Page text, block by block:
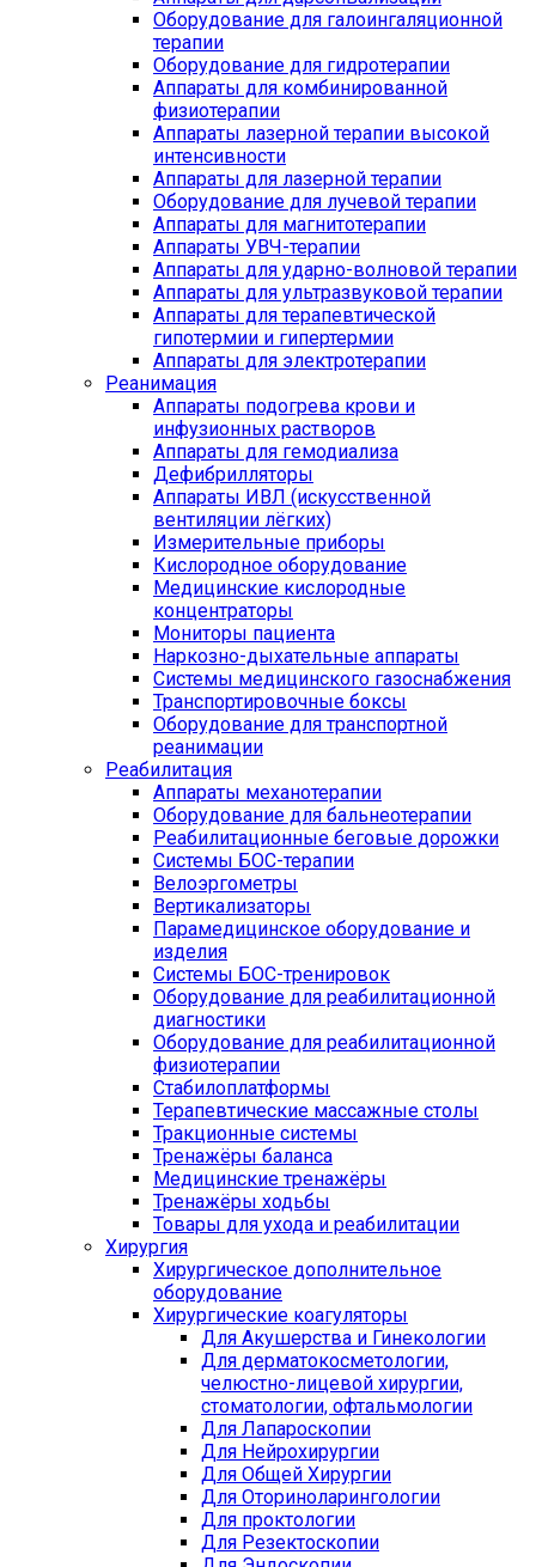
Оборудование для галоингаляционной
терапии
Оборудование для гидротерапии
Аппараты для комбинированной
физиотерапии
Аппараты лазерной терапии высокой
интенсивности
Аппараты для лазерной терапии
Оборудование для лучевой терапии
Аппараты для магнитотерапии
Аппараты УВЧ-терапии
Аппараты для ударно-волновой терапии
Аппараты для ультразвуковой терапии
Аппараты для терапевтической
гипотермии и гипертермии
Аппараты для электротерапии
Реанимация
Аппараты подогрева крови и
инфузионных растворов
Аппараты для гемодиализа
Дефибрилляторы
Аппараты ИВЛ (искусственной
вентиляции лёгких)
Измерительные приборы
Кислородное оборудование
Медицинские кислородные
концентраторы
Мониторы пациента
Наркозно-дыхательные аппараты
Системы медицинского газоснабжения
Транспортировочные боксы
Оборудование для транспортной
реанимации
Реабилитация
Аппараты механотерапии
Оборудование для бальнеотерапии
Реабилитационные беговые дорожки
Системы БОС-терапии
Велоэргометры
Вертикализаторы
Парамедицинское оборудование и
изделия
Системы БОС-тренировок
Оборудование для реабилитационной
диагностики
Оборудование для реабилитационной
физиотерапии
Стабилоплатформы
Терапевтические массажные столы
Тракционные системы
Тренажёры баланса
Медицинские тренажёры
Тренажёры ходьбы
Товары для ухода и реабилитации
Хирургия
Хирургическое дополнительное
оборудование
Хирургические коагуляторы
Для Акушерства и Гинекологии
Для дерматокосметологии,
челюстно-лицевой хирургии,
стоматологии, офтальмологии
Для Лапароскопии
Для Нейрохирургии
Для Общей Хирургии
Для Оториноларингологии
Для проктологии
Для Резектоскопии